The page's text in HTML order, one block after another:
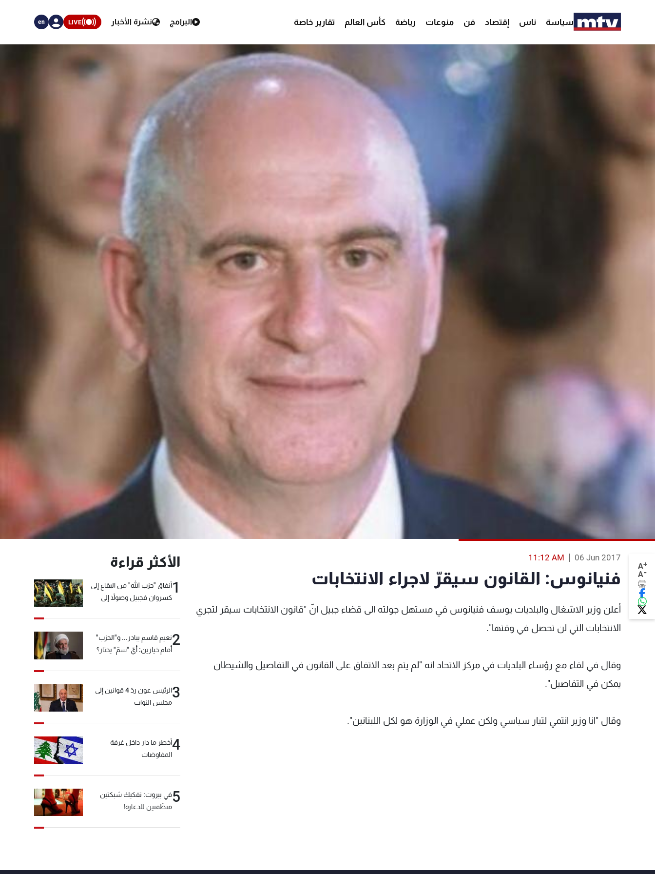
سياسة ناس إقتصاد فن منوعات رياضة كأس العالم تقارير خاصة البرامج نشرة الأخبار LIVE
en
A+
A-
06 Jun 2017
11:12 AM
فنيانوس: القانون سيقرّ لاجراء الانتخابات
أعلن وزير الاشغال والبلديات يوسف فنيانوس في مستهل جولته الى قضاء جبيل انّ "قانون الانتخابات سيقر لتجري
الانتخابات التي لن تحصل في وقتها".
وقال في لقاء مع رؤساء البلديات في مركز الاتحاد انه "لم يتم بعد الاتفاق على القانون في التفاصيل والشيطان
يمكن في التفاصيل".
وقال "انا وزير انتمي لتيار سياسي ولكن عملي في الوزارة هو لكل اللبنانين".
الأكثر قراءة
1أنفاق "حزب الله" من البقاع إلى
كسروان فجبيل وصولاً إلى
2نعيم قاسم يبادر... و"الحزب"
أمام خيارين: أيّ "سمّ" يختار؟
3
الرئيس عون ردّ 4 قوانين إلى
مجلس النواب
4أخطر ما دار داخل غرفة
المفاوضات
5في بيروت: تفكيك شبكتين
منظّمتين للدعارة!